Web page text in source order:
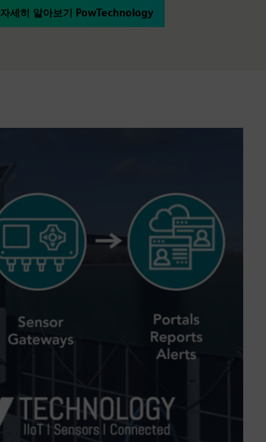
자세히 알아보기 PowTechnology